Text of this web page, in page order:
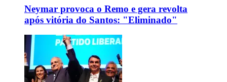
Neymar provoca o Remo e gera revolta
após vitória do Santos: "Eliminado"